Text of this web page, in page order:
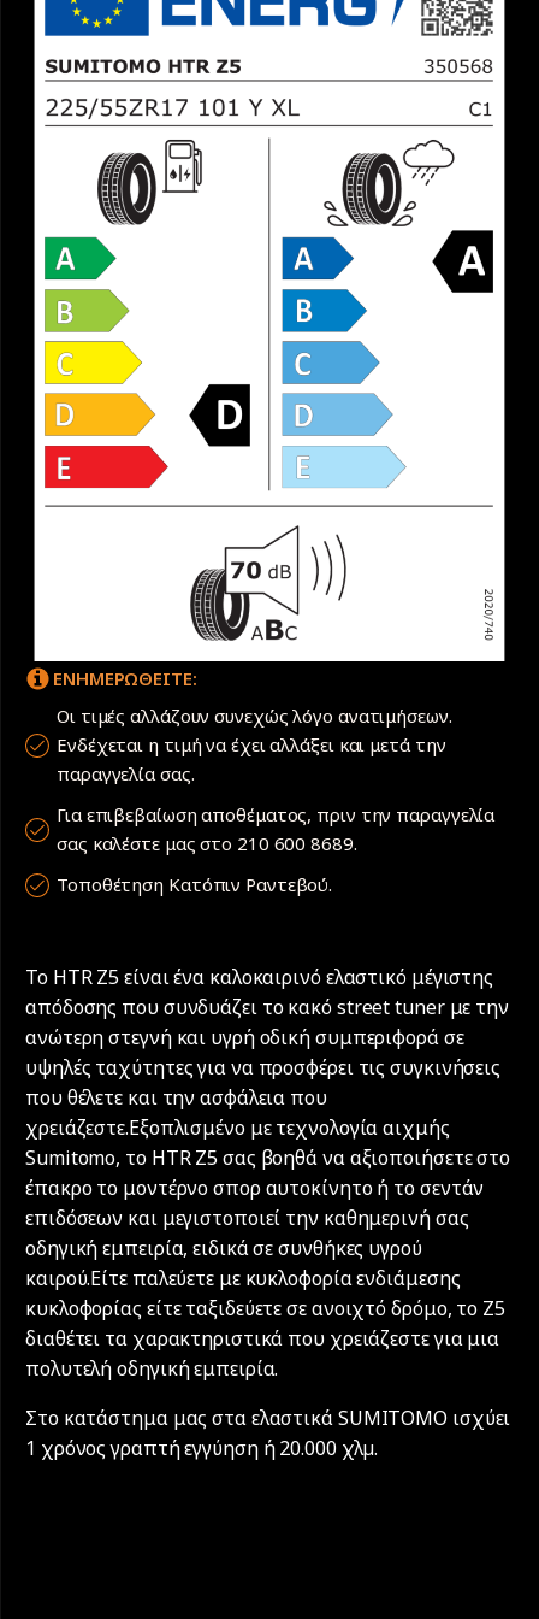
ΕΝΗΜΕΡΩΘΕΙΤΕ:
Οι τιμές αλλάζουν συνεχώς λόγο ανατιμήσεων.
Ενδέχεται η τιμή να έχει αλλάξει και μετά την
παραγγελία σας.
Για επιβεβαίωση αποθέματος, πριν την παραγγελία
σας καλέστε μας στο 210 600 8689.
Τοποθέτηση Κατόπιν Ραντεβού.
Το HTR Z5 είναι ένα καλοκαιρινό ελαστικό μέγιστης
απόδοσης που συνδυάζει το κακό street tuner με την
ανώτερη στεγνή και υγρή οδική συμπεριφορά σε
υψηλές ταχύτητες για να προσφέρει τις συγκινήσεις
που θέλετε και την ασφάλεια που
χρειάζεστε.Εξοπλισμένο με τεχνολογία αιχμής
Sumitomo, το HTR Z5 σας βοηθά να αξιοποιήσετε στο
έπακρο το μοντέρνο σπορ αυτοκίνητο ή το σεντάν
επιδόσεων και μεγιστοποιεί την καθημερινή σας
οδηγική εμπειρία, ειδικά σε συνθήκες υγρού
καιρού.Είτε παλεύετε με κυκλοφορία ενδιάμεσης
κυκλοφορίας είτε ταξιδεύετε σε ανοιχτό δρόμο, το Z5
διαθέτει τα χαρακτηριστικά που χρειάζεστε για μια
πολυτελή οδηγική εμπειρία.
Στο κατάστημα μας στα ελαστικά SUMITOMO ισχύει
1 χρόνος γραπτή εγγύηση ή 20.000 χλµ.